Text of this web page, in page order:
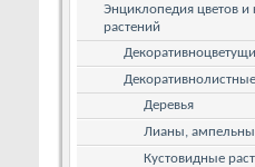
Энциклопедия цветов и
растений
Деревья
Лианы,
Кустовидные